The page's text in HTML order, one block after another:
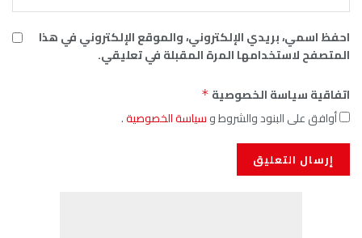
احفظ اسمي، بريدي الإلكتروني، والموقع الإلكتروني في هذا
المتصفح لاستخدامها المرة المقبلة في تعليقي.
اتفاقية سياسة الخصوصية *
أوافق على البنود والشروط وسياسة الخصوصية.